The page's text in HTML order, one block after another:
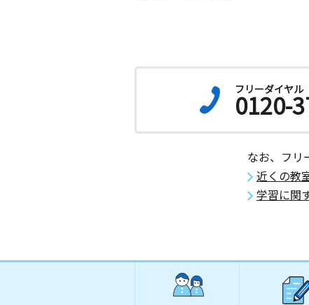
フリーダイヤル
0120-
なお、フリ
近くの教
学習に関